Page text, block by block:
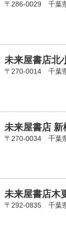
〒286-0029 千葉
未来屋書店北
〒270-0014 千葉
未来屋書店 新
〒270-0034 千葉
未来屋書店木
〒292-0835 千葉